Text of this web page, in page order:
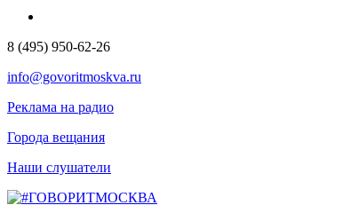
8 (495) 950-62-26
info@govoritmoskva.ru
Реклама на радио
Города вещания
Наши слушатели